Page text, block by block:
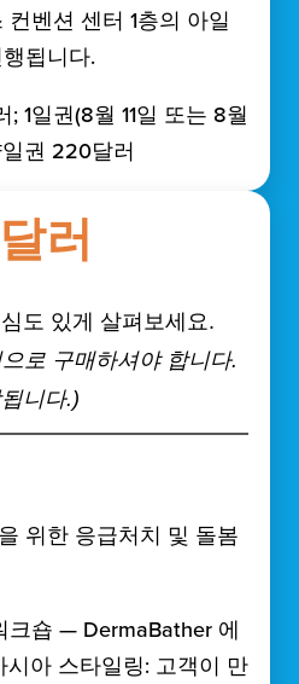
벤션 센터 1층의 아일
됩니다.
1일권(8월 11일 또는 8월
권 220달러
러
도 있게 살펴보세요.
로 구매하셔야 합니다.
니다.)
위한 응급처치 및 돌봄
크숍 — DermaBather 에
아 스타일링: 고객이 만